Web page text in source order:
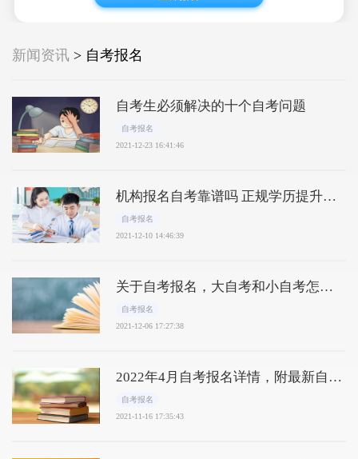
新闻资讯 > 自考报名
自考生必须解决的十个自考问题
自考报名
2021-12-23 16:41:46
机构报名自考靠谱吗 正规学历提升机
构排名
自考报名
2021-12-10 14:46:39
关于自考报名，大自考和小自考怎么
选
自考报名
2021-12-06 17:27:38
2022年4月自考报名详情，附最新自考
本科报名入口！
自考报名
2021-11-16 17:35:43